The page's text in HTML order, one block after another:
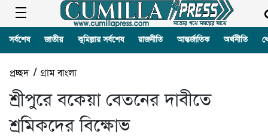
সর্বশেষ জাতীয় কুমিল্লার সর্বশেষ রাজনীতি আন্তর্জাতিক অর্থনীতি
প্রচ্ছদ/ গ্রাম বাংলা
শ্রীপুরে বকেয়া বেতনের দাবীতে
শ্রমিকদের বিক্ষোভ